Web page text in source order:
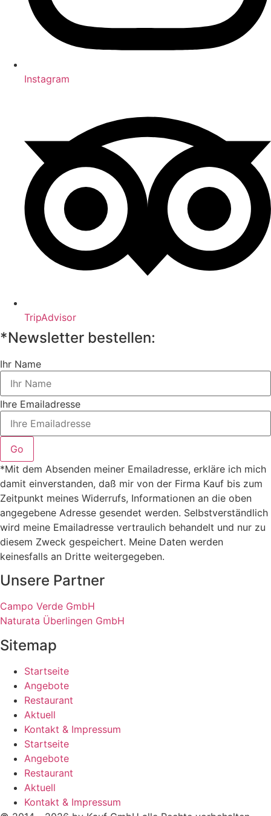
Instagram
TripAdvisor
*Newsletter bestellen:
Ihr Name
Ihre Emailadresse
Go
*Mit dem Absenden meiner Emailadresse, erkläre ich mich
damit einverstanden, daß mir von der Firma Kauf bis zum
Zeitpunkt meines Widerrufs, Informationen an die oben
angegebene Adresse gesendet werden. Selbstverständlich
wird meine Emailadresse vertraulich behandelt und nur zu
diesem Zweck gespeichert. Meine Daten werden
keinesfalls an Dritte weitergegeben.
Unsere Partner
Campo Verde GmbH
Naturata Überlingen GmbH
Sitemap
Startseite
Angebote
Restaurant
Aktuell
Kontakt & Impressum
Startseite
Angebote
Restaurant
Aktuell
Kontakt & Impressum